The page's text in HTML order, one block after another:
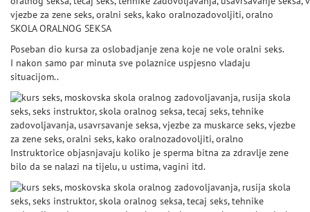
SKOLA ORALNOG SEKSA
Poseban dio kursa za oslobadjanje zena koje ne vole oralni seks.
I nakon samo par minuta sve polaznice uspjesno vladaju
situacijom..
Instruktorice objasnjavaju koliko je sperma bitna za zdravlje zene
bilo da se nalazi na tijelu, u ustima, vagini itd.